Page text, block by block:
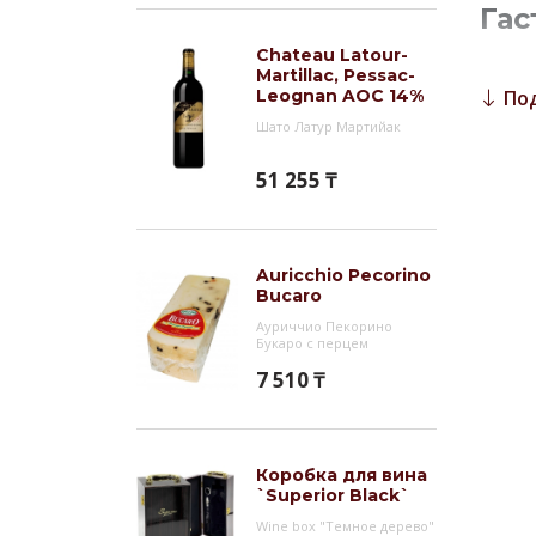
Chateau Latour-
Martillac, Pessac-
Leognan AOC 14%
Шато Латур Мартийак
51 255 ₸
Auricchio Pecorino
Bucaro
Ауриччио Пекорино
Букаро с перцем
7 510 ₸
Коробка для вина
`Superior Black`
Wine box "Темное дерево"